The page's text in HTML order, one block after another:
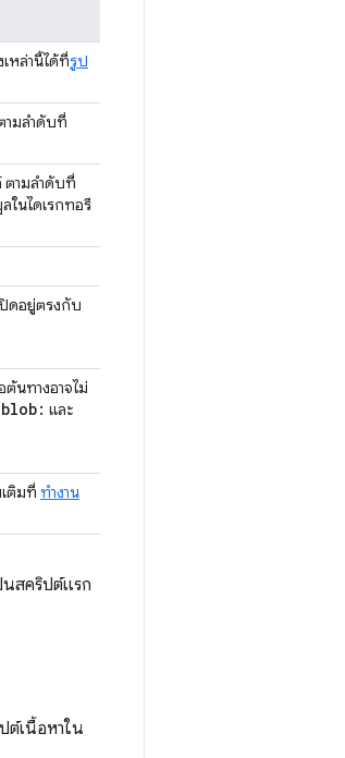
หล่านี้ได้ที่รูป
ามลำดับที่
ตามลำดับที่
ในไดเรกทอรี
ดอยู่ตรงกับ
นทางอาจไม่
blob: และ
ติมที่ ทำงาน
นสคริปต์แรก
ต์เนื้อหาใน